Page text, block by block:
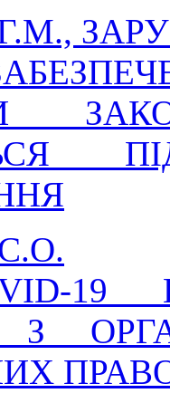
19
З